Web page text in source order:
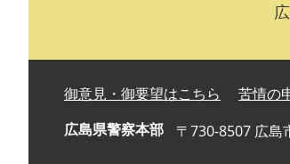
御意見・御要望はこちら 苦情の
広島県警察本部
〒730-8507 広島